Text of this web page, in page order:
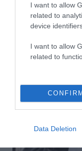
I want to allow
related to
device
I want to allow
related to
CONFIRM
Data Deletion
2026-08-08.
Béres Alexandra